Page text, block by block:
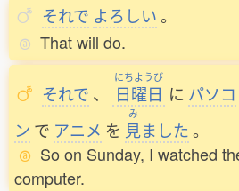
それで よろしい。
That will do.
それで 、
にちようび
日曜日 に パソコ
ン で アニメ を
み
見ました。
So on Sunday, I watched
computer.